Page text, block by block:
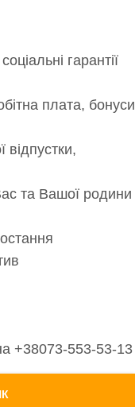
гарантії
плата, бонуси
відпустки,
та Вашої родини
+38073-553-53-13